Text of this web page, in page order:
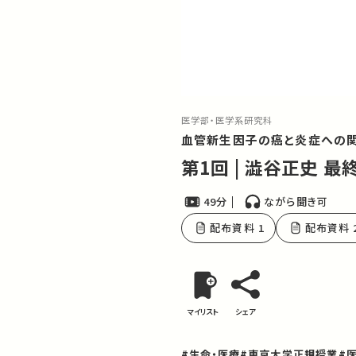
医学部・医学系研究科
血管新生因子の癌と炎症への
第1回 | 澁谷正史 最
49分
ながら聞き可
配布資料 1
配布資料
マイリスト シェア